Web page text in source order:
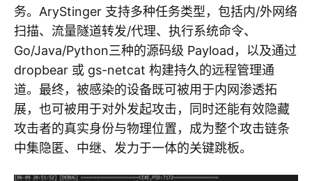
务。AryStinger 支持多种任务类型，包括内/外网络
扫描、流量隧道转发/代理、执行系统命令、
Go/Java/Python三种的源码级 Payload，以及通过
dropbear 或 gs-netcat 构建持久的远程管理通
道。最终，被感染的设备既可被用于内网渗透拓
展，也可被用于对外发起攻击，同时还能有效隐藏
攻击者的真实身份与物理位置，成为整个攻击链条
中集隐匿、中继、发力于一体的关键跳板。